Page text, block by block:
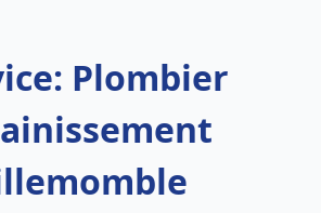
Plombier